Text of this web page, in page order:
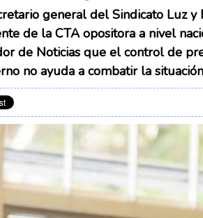
general del Sindicato Luz
de la CTA opositora a nivel
de Noticias que el control de
no ayuda a combatir la